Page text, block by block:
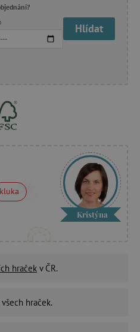
Hlídat
kluka
Kristýna
hraček v ČR.
všech hraček.